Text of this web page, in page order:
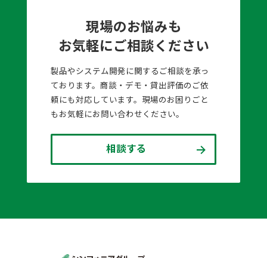
現場のお悩みも
お気軽にご相談ください
製品やシステム開発に関するご相談を承っ
ております。商談・デモ・貸出評価のご依
頼にも対応しています。現場のお困りごと
もお気軽にお問い合わせください。
相談する